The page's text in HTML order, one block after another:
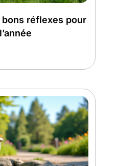
réflexes pour